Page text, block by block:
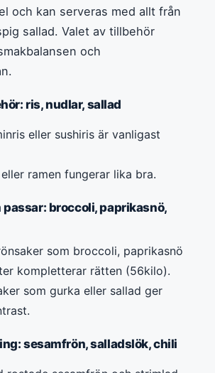
och kan serveras med allt från
sallad. Valet av tillbehör
och
ris, nudlar, sallad
eller sushiris är vanligast
ramen fungerar lika bra.
passar: broccoli, paprikasnö,
som broccoli, paprikasnö
kompletterar rätten (56kilo).
som gurka eller sallad ger
sesamfrön, salladslök, chili